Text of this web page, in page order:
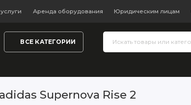
Аренда оборудования Юридическим лицам
ВСЕ КАТЕГОРИИ
Supernova Rise 2